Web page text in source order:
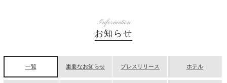
Information
お知らせ
一覧 重要なお知らせ プレスリリース ホテル